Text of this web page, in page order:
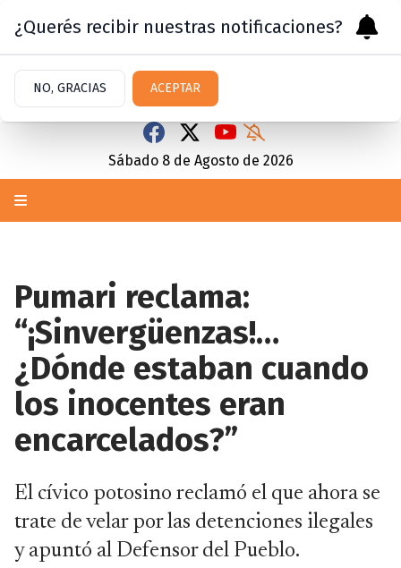
Sábado 8 de Agosto de 2026
Pumari reclama:
“¡Sinvergüenzas!…
¿Dónde estaban cuando
los inocentes eran
encarcelados?”
El cívico potosino reclamó el que ahora se
trate de velar por las detenciones ilegales
y apuntó al Defensor del Pueblo.
¿Querés recibir nuestras notificaciones?
NO, GRACIAS ACEPTAR